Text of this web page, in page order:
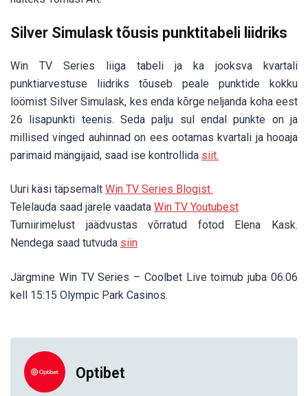
Silver Simulask tõusis punktitabeli liidriks
Win TV Series liiga tabeli ja ka jooksva kvartali
punktiarvestuse liidriks tõuseb peale punktide kokku
löömist Silver Simulask, kes enda kõrge neljanda koha eest
26 lisapunkti teenis. Seda palju sul endal punkte on ja
millised vinged auhinnad on ees ootamas kvartali ja hooaja
parimaid mängijaid, saad ise kontrollida siit.
Uuri käsi täpsemalt Win TV Series Blogist
Telelauda saad järele vaadata Win TV Youtubest
Turniirimelust jäädvustas võrratud fotod Elena Kask.
Nendega saad tutvuda siin
Järgmine Win TV Series – Coolbet Live toimub juba 06.06
kell 15:15 Olympic Park Casinos.
Optibet